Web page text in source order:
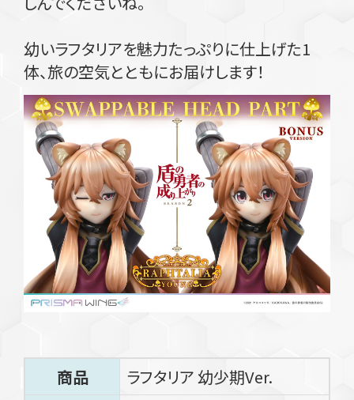
幼いラフタリアを魅力たっぷりに仕上げた1
体、旅の空気とともにお届けします！
商品
ラフタリア 幼少期Ver.